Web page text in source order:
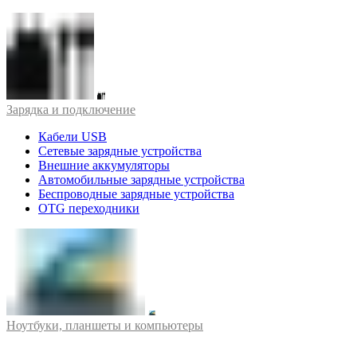
Зарядка и подключение
Кабели USB
Сетевые зарядные устройства
Внешние аккумуляторы
Автомобильные зарядные устройства
Беспроводные зарядные устройства
OTG переходники
Ноутбуки, планшеты и компьютеры